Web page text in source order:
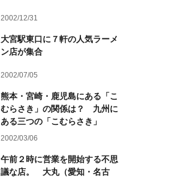
2002/12/31
大宮駅東口に７軒の人気ラーメ
ン店が集合
2002/07/05
熊本・宮崎・鹿児島にある「こ
むらさき」の関係は？ 九州に
ある三つの「こむらさき」
2002/03/06
午前２時に営業を開始する不思
議な店。 大丸（愛知・名古